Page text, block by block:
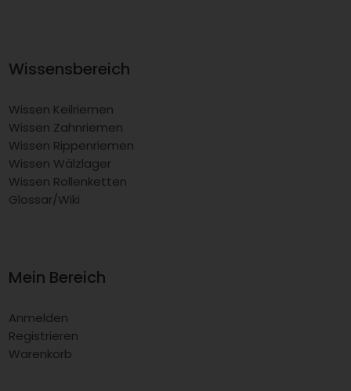
Wissensbereich
Wissen Keilriemen
Wissen Zahnriemen
Wissen Rippenriemen
Wissen Wälzlager
Wissen Rollenketten
Glossar/Wiki
Mein Bereich
Anmelden
Registrieren
Warenkorb